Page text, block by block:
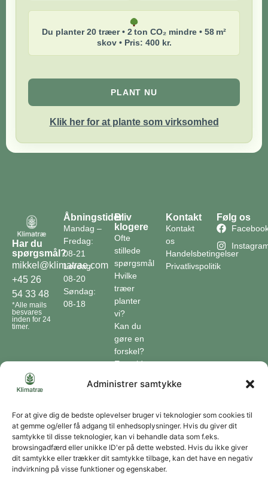
Administrer samtykke
For at give dig de bedste oplevelser bruger vi teknologier som cookies til
at gemme og/eller få adgang til enhedsoplysninger. Hvis du giver dit
samtykke til disse teknologier, kan vi behandle data som f.eks.
browsingadfærd eller unikke ID'er på dette websted. Hvis du ikke giver
dit samtykke eller trækker dit samtykke tilbage, kan det have en negativ
indvirkning på visse funktioner og egenskaber.
Du planter 20 træer • 2 ton CO₂ mindre • 58 m²
skov • Pris: 400 kr.
PLANT NU
Klik her for at plante som virksomhed
Har du
spørgsmål?
mikkel@klimatrae.com
+45 26
54 33 48
*Alle mails
besvares
inden for 24
timer.
Åbningstider
Mandag –
Fredag:
08-21
Lørdag:
08-20
Søndag:
08-18
Bliv
klogere
Ofte
stillede
spørgsmål
Hvilke
træer
planter
vi?
Kan du
gøre en
forskel?
En guide
Klimaordbogen
optager
træer
co2?
Kontakt
Kontakt
os
Handelsbetingelser
Privatlivspolitik
Følg os
Forbliv forbundet